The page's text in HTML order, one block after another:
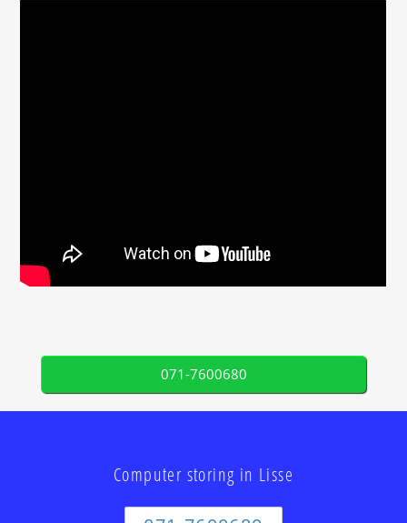
071-7600680
Computer storing in Lisse